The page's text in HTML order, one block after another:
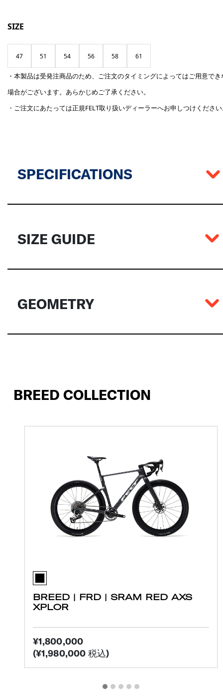
SIZE
47 51 54 56 58 61
SPECIFICATIONS
SIZE GUIDE
GEOMETRY
BREED COLLECTION
BREED | FRD | SRAM RED AXS
XPLOR
¥1,800,000
(¥1,980,000 税込)